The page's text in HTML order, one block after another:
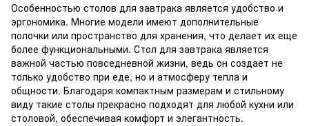
Особенностью столов для завтрака является удобство и
эргономика. Многие модели имеют дополнительные
полочки или пространство для хранения, что делает их еще
более функциональными. Стол для завтрака является
важной частью повседневной жизни, ведь он создает не
только удобство при еде, но и атмосферу тепла и
общности. Благодаря компактным размерам и стильному
виду такие столы прекрасно подходят для любой кухни или
столовой, обеспечивая комфорт и элегантность.